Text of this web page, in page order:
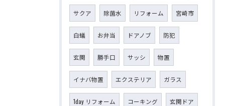
サクア 除菌水 リフォーム 宮崎市
白蟻 お弁当 ドアノブ 防犯
玄関 勝手口 サッシ 物置
イナバ物置 エクステリア ガラス
1day リフォーム コーキング 玄関ドア